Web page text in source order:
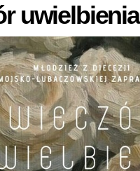
uwielbienia